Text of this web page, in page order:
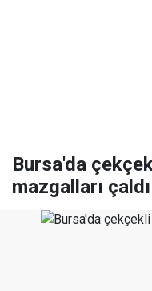
Bursa'da
mazgalları çaldı